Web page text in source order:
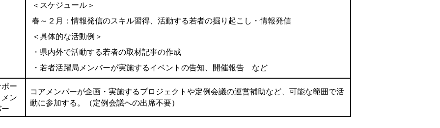
＜スケジュール＞
春～２月：情報発信のスキル習得、活動する若者の掘り起こし・情報発信
＜具体的な活動例＞
・県内外で活動する若者の取材記事の作成
・若者活躍局メンバーが実施するイベントの告知、開催報告 など
ポー
メン
コアメンバーが企画・実施するプロジェクトや定例会議の運営補助など、可能な範囲で活
動に参加する。（定例会議への出席不要）